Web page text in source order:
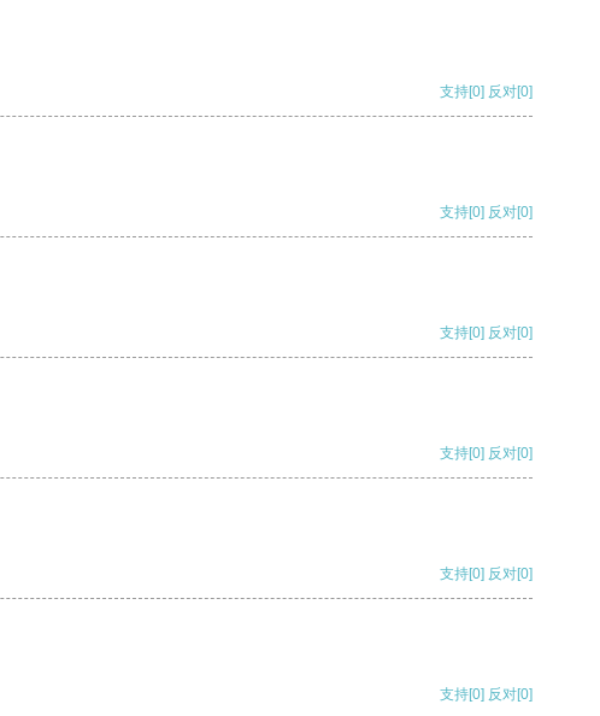
支持[0] 反对[0]
支持[0] 反对[0]
支持[0] 反对[0]
支持[0] 反对[0]
支持[0] 反对[0]
支持[0] 反对[0]